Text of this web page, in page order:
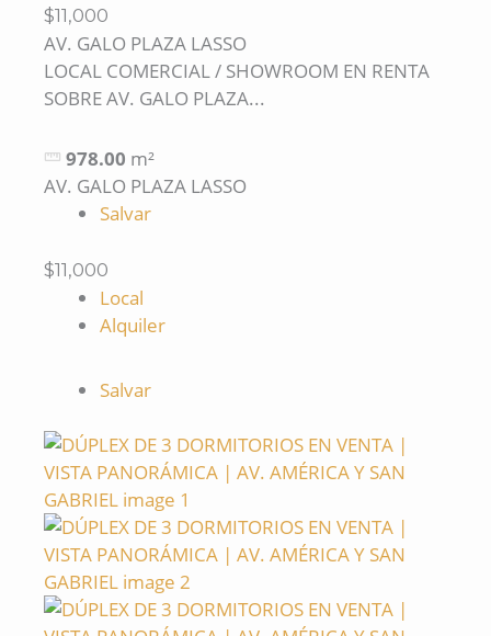
$11,000
AV. GALO PLAZA LASSO
LOCAL COMERCIAL / SHOWROOM EN RENTA
SOBRE AV. GALO PLAZA...
978.00 m²
AV. GALO PLAZA LASSO
Salvar
$11,000
Local
Alquiler
Salvar